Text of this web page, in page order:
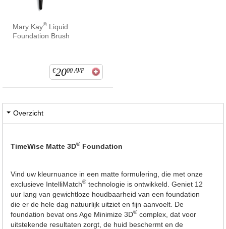
Mary Kay® Liquid
Foundation Brush
€2000 AVP
Overzicht
TimeWise Matte 3D® Foundation
Vind uw kleurnuance in een matte formulering, die met onze
exclusieve IntelliMatch® technologie is ontwikkeld. Geniet 12
uur lang van gewichtloze houdbaarheid van een foundation
die er de hele dag natuurlijk uitziet en fijn aanvoelt. De
foundation bevat ons Age Minimize 3D® complex, dat voor
uitstekende resultaten zorgt, de huid beschermt en de